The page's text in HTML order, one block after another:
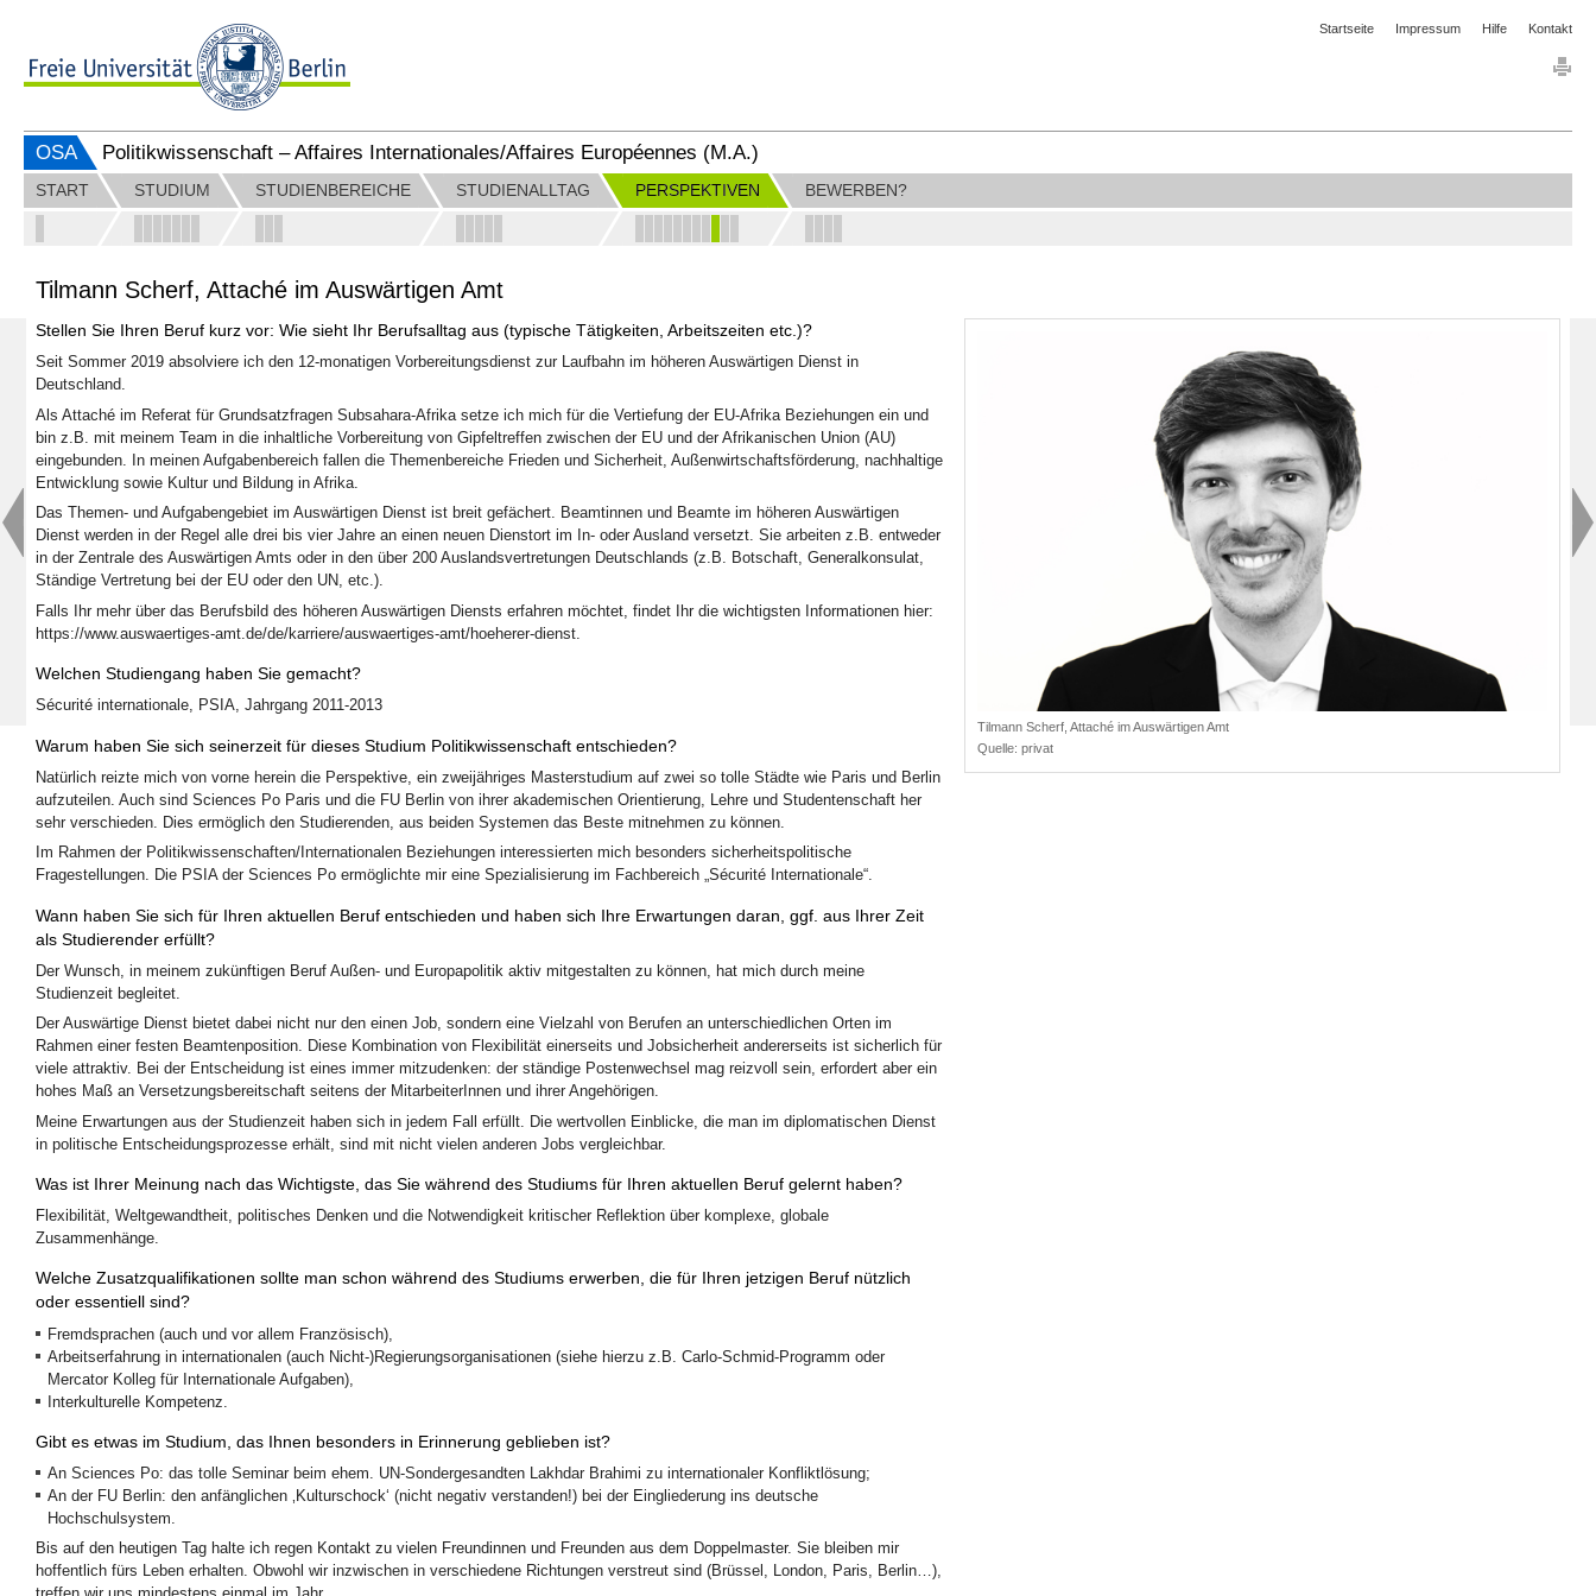
Startseite Impressum Hilfe Kontakt
OSA Politikwissenschaft – Affaires Internationales/Affaires Européennes (M.A.)
START STUDIUM STUDIENBEREICHE STUDIENALLTAG PERSPEKTIVEN BEWERBEN?
Tilmann Scherf, Attaché im Auswärtigen Amt
Stellen Sie Ihren Beruf kurz vor: Wie sieht Ihr Berufsalltag aus (typische Tätigkeiten, Arbeitszeiten etc.)?
Seit Sommer 2019 absolviere ich den 12-monatigen Vorbereitungsdienst zur Laufbahn im höheren Auswärtigen Dienst in
Deutschland.
Als Attaché im Referat für Grundsatzfragen Subsahara-Afrika setze ich mich für die Vertiefung der EU-Afrika Beziehungen ein und
bin z.B. mit meinem Team in die inhaltliche Vorbereitung von Gipfeltreffen zwischen der EU und der Afrikanischen Union (AU)
eingebunden. In meinen Aufgabenbereich fallen die Themenbereiche Frieden und Sicherheit, Außenwirtschaftsförderung, nachhaltige
Entwicklung sowie Kultur und Bildung in Afrika.
Das Themen- und Aufgabengebiet im Auswärtigen Dienst ist breit gefächert. Beamtinnen und Beamte im höheren Auswärtigen
Dienst werden in der Regel alle drei bis vier Jahre an einen neuen Dienstort im In- oder Ausland versetzt. Sie arbeiten z.B. entweder
in der Zentrale des Auswärtigen Amts oder in den über 200 Auslandsvertretungen Deutschlands (z.B. Botschaft, Generalkonsulat,
Ständige Vertretung bei der EU oder den UN, etc.).
Falls Ihr mehr über das Berufsbild des höheren Auswärtigen Diensts erfahren möchtet, findet Ihr die wichtigsten Informationen hier:
https://www.auswaertiges-amt.de/de/karriere/auswaertiges-amt/hoeherer-dienst.
Welchen Studiengang haben Sie gemacht?
Sécurité internationale, PSIA, Jahrgang 2011-2013
Warum haben Sie sich seinerzeit für dieses Studium Politikwissenschaft entschieden?
Natürlich reizte mich von vorne herein die Perspektive, ein zweijähriges Masterstudium auf zwei so tolle Städte wie Paris und Berlin
aufzuteilen. Auch sind Sciences Po Paris und die FU Berlin von ihrer akademischen Orientierung, Lehre und Studentenschaft her
sehr verschieden. Dies ermöglich den Studierenden, aus beiden Systemen das Beste mitnehmen zu können.
Im Rahmen der Politikwissenschaften/Internationalen Beziehungen interessierten mich besonders sicherheitspolitische
Fragestellungen. Die PSIA der Sciences Po ermöglichte mir eine Spezialisierung im Fachbereich „Sécurité Internationale“.
Wann haben Sie sich für Ihren aktuellen Beruf entschieden und haben sich Ihre Erwartungen daran, ggf. aus Ihrer Zeit
als Studierender erfüllt?
Der Wunsch, in meinem zukünftigen Beruf Außen- und Europapolitik aktiv mitgestalten zu können, hat mich durch meine
Studienzeit begleitet.
Der Auswärtige Dienst bietet dabei nicht nur den einen Job, sondern eine Vielzahl von Berufen an unterschiedlichen Orten im
Rahmen einer festen Beamtenposition. Diese Kombination von Flexibilität einerseits und Jobsicherheit andererseits ist sicherlich für
viele attraktiv. Bei der Entscheidung ist eines immer mitzudenken: der ständige Postenwechsel mag reizvoll sein, erfordert aber ein
hohes Maß an Versetzungsbereitschaft seitens der MitarbeiterInnen und ihrer Angehörigen.
Meine Erwartungen aus der Studienzeit haben sich in jedem Fall erfüllt. Die wertvollen Einblicke, die man im diplomatischen Dienst
in politische Entscheidungsprozesse erhält, sind mit nicht vielen anderen Jobs vergleichbar.
Was ist Ihrer Meinung nach das Wichtigste, das Sie während des Studiums für Ihren aktuellen Beruf gelernt haben?
Flexibilität, Weltgewandtheit, politisches Denken und die Notwendigkeit kritischer Reflektion über komplexe, globale
Zusammenhänge.
Welche Zusatzqualifikationen sollte man schon während des Studiums erwerben, die für Ihren jetzigen Beruf nützlich
oder essentiell sind?
Fremdsprachen (auch und vor allem Französisch),
Arbeitserfahrung in internationalen (auch Nicht-)Regierungsorganisationen (siehe hierzu z.B. Carlo-Schmid-Programm oder
Mercator Kolleg für Internationale Aufgaben),
Interkulturelle Kompetenz.
Gibt es etwas im Studium, das Ihnen besonders in Erinnerung geblieben ist?
An Sciences Po: das tolle Seminar beim ehem. UN-Sondergesandten Lakhdar Brahimi zu internationaler Konfliktlösung;
An der FU Berlin: den anfänglichen ‚Kulturschock‘ (nicht negativ verstanden!) bei der Eingliederung ins deutsche
Hochschulsystem.
Bis auf den heutigen Tag halte ich regen Kontakt zu vielen Freundinnen und Freunden aus dem Doppelmaster. Sie bleiben mir
hoffentlich fürs Leben erhalten. Obwohl wir inzwischen in verschiedene Richtungen verstreut sind (Brüssel, London, Paris, Berlin…),
Tilmann Scherf, Attaché im Auswärtigen Amt
Quelle: privat